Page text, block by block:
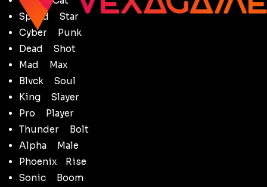
Speedᅠ Star
Cyberᅠ Punk
Deadᅠ Shot
Madᅠ Max
Blvckᅠ Soul
Kingᅠ Slayer
Proᅠ Player
Thunderᅠ Bolt
Alphaᅠ Male
PhoenixᅠRise
Sonicᅠ Boom